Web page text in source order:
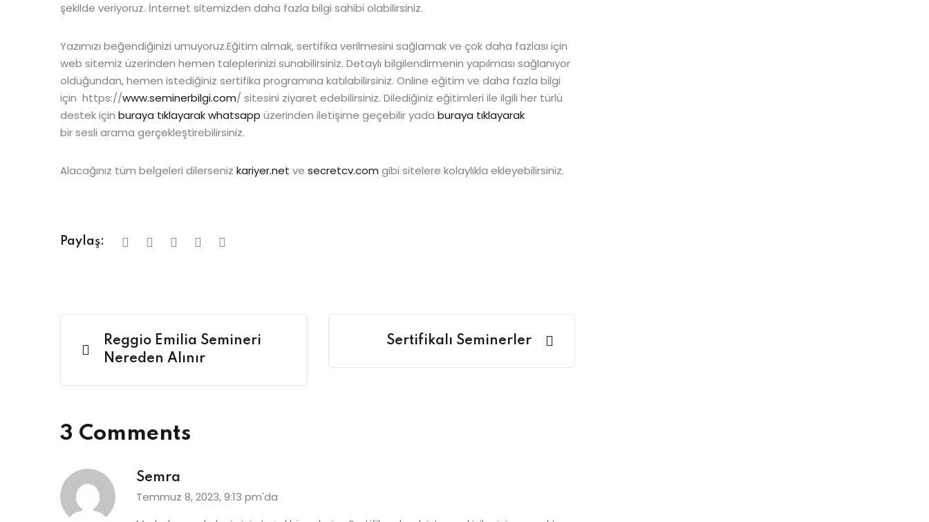
şekilde veriyoruz. İnternet sitemizden daha fazla bilgi sahibi olabilirsiniz.
Yazımızı beğendiğinizi umuyoruz.Eğitim almak, sertifika verilmesini sağlamak ve çok daha fazlası için
web sitemiz üzerinden hemen taleplerinizi sunabilirsiniz. Detaylı bilgilendirmenin yapılması sağlanıyor
olduğundan, hemen istediğiniz sertifika programına katılabilirsiniz. Online eğitim ve daha fazla bilgi
için https://www.seminerbilgi.com/ sitesini ziyaret edebilirsiniz. Dilediğiniz eğitimleri ile ilgili her türlü
destek için buraya tıklayarak whatsapp üzerinden iletişime geçebilir yada buraya tıklayarak
bir sesli arama gerçekleştirebilirsiniz.
Alacağınız tüm belgeleri dilerseniz kariyer.net ve secretcv.com gibi sitelere kolaylıkla ekleyebilirsiniz.
Paylaş:
Reggio Emilia Semineri
Nereden Alınır
Sertifikalı Seminerler
3 Comments
Semra
Temmuz 8, 2023, 9:13 pm'da